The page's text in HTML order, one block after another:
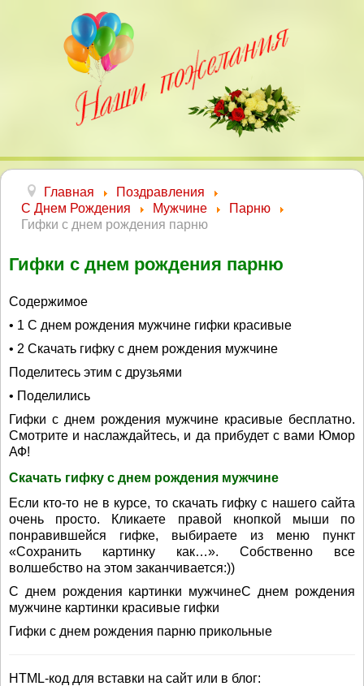
Главная
Поздравления
С Днем Рождения
Мужчине
Парню
Гифки с днем рождения парню
Гифки с днем рождения парню
Содержимое
• 1 С днем рождения мужчине гифки красивые
• 2 Скачать гифку с днем рождения мужчине
Поделитесь этим с друзьями
• Поделились
Гифки с днем рождения мужчине красивые бесплатно.
Смотрите и наслаждайтесь, и да прибудет с вами Юмор
АФ!
Скачать гифку с днем рождения мужчине
Если кто-то не в курсе, то скачать гифку с нашего сайта
очень просто. Кликаете правой кнопкой мыши по
понравившейся гифке, выбираете из меню пункт
«Сохранить картинку как…». Собственно все
волшебство на этом заканчивается:))
С днем рождения картинки мужчинеС днем рождения
мужчине картинки красивые гифки
Гифки с днем рождения парню прикольные
HTML-код для вставки на сайт или в блог: